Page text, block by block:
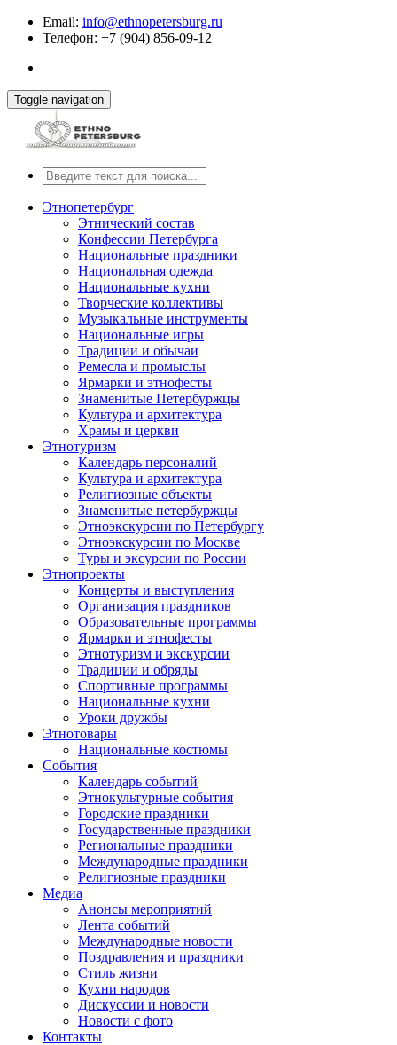
Email: info@ethnopetersburg.ru
Телефон: +7 (904) 856-09-12
Toggle navigation
Этнопетербург
Этнический состав
Конфессии Петербурга
Национальные праздники
Национальная одежда
Национальные кухни
Творческие коллективы
Музыкальные инструменты
Национальные игры
Традиции и обычаи
Ремесла и промыслы
Ярмарки и этнофесты
Знаменитые Петербуржцы
Культура и архитектура
Храмы и церкви
Этнотуризм
Календарь персоналий
Культура и архитектура
Религиозные объекты
Знаменитые петербуржцы
Этноэкскурсии по Петербургу
Этноэкскурсии по Москве
Туры и эксурсии по России
Этнопроекты
Концерты и выступления
Организация праздников
Образовательные программы
Ярмарки и этнофесты
Этнотуризм и экскурсии
Традиции и обряды
Спортивные программы
Национальные кухни
Уроки дружбы
Этнотовары
Национальные костюмы
События
Календарь событий
Этнокультурные события
Городские праздники
Государственные праздники
Региональные праздники
Международные праздники
Религиозные праздники
Медиа
Анонсы мероприятий
Лента событий
Международные новости
Поздравления и праздники
Cтиль жизни
Кухни народов
Дискуссии и новости
Новости с фото
Контакты